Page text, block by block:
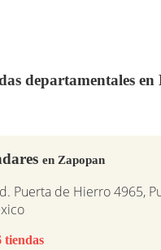
departamentales
en Zapopan
Puerta de Hierro 4965,
tiendas